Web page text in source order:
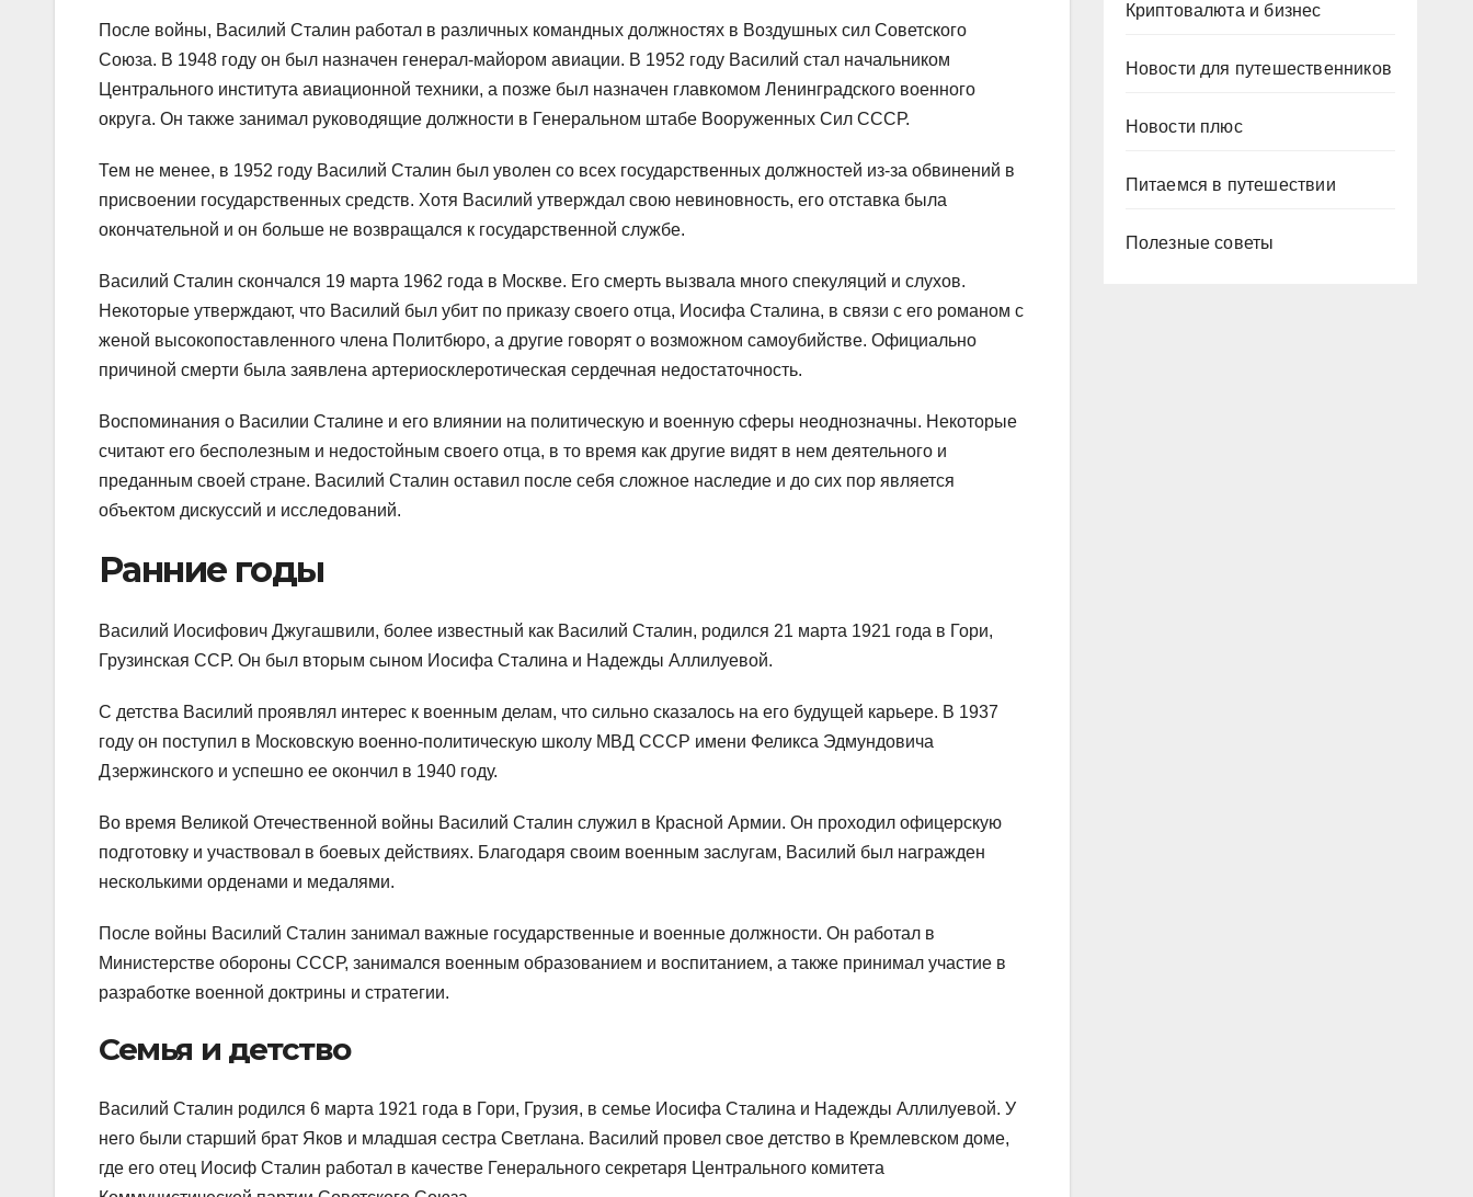
После войны, Василий Сталин работал в различных командных должностях в Воздушных сил Советского
Союза. В 1948 году он был назначен генерал-майором авиации. В 1952 году Василий стал начальником
Центрального института авиационной техники, а позже был назначен главкомом Ленинградского военного
округа. Он также занимал руководящие должности в Генеральном штабе Вооруженных Сил СССР.
Тем не менее, в 1952 году Василий Сталин был уволен со всех государственных должностей из-за обвинений в
присвоении государственных средств. Хотя Василий утверждал свою невиновность, его отставка была
окончательной и он больше не возвращался к государственной службе.
Василий Сталин скончался 19 марта 1962 года в Москве. Его смерть вызвала много спекуляций и слухов.
Некоторые утверждают, что Василий был убит по приказу своего отца, Иосифа Сталина, в связи с его романом с
женой высокопоставленного члена Политбюро, а другие говорят о возможном самоубийстве. Официально
причиной смерти была заявлена артериосклеротическая сердечная недостаточность.
Воспоминания о Василии Сталине и его влиянии на политическую и военную сферы неоднозначны. Некоторые
считают его бесполезным и недостойным своего отца, в то время как другие видят в нем деятельного и
преданным своей стране. Василий Сталин оставил после себя сложное наследие и до сих пор является
объектом дискуссий и исследований.
Ранние годы
Василий Иосифович Джугашвили, более известный как Василий Сталин, родился 21 марта 1921 года в Гори,
Грузинская ССР. Он был вторым сыном Иосифа Сталина и Надежды Аллилуевой.
С детства Василий проявлял интерес к военным делам, что сильно сказалось на его будущей карьере. В 1937
году он поступил в Московскую военно-политическую школу МВД СССР имени Феликса Эдмундовича
Дзержинского и успешно ее окончил в 1940 году.
Во время Великой Отечественной войны Василий Сталин служил в Красной Армии. Он проходил офицерскую
подготовку и участвовал в боевых действиях. Благодаря своим военным заслугам, Василий был награжден
несколькими орденами и медалями.
После войны Василий Сталин занимал важные государственные и военные должности. Он работал в
Министерстве обороны СССР, занимался военным образованием и воспитанием, а также принимал участие в
разработке военной доктрины и стратегии.
Семья и детство
Василий Сталин родился 6 марта 1921 года в Гори, Грузия, в семье Иосифа Сталина и Надежды Аллилуевой. У
него были старший брат Яков и младшая сестра Светлана. Василий провел свое детство в Кремлевском доме,
где его отец Иосиф Сталин работал в качестве Генерального секретаря Центрального комитета
Криптовалюта и бизнес
Новости для путешественников
Новости плюс
Питаемся в путешествии
Полезные советы